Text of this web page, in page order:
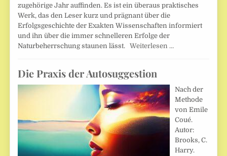
zugehörige Jahr auffinden. Es ist ein überaus praktisches
Werk, das den Leser kurz und prägnant über die
Erfolgsgeschichte der Exakten Wissenschaften informiert
und ihn über die immer schnelleren Erfolge der
Naturbeherrschung staunen lässt.Weiterlesen …
Die Praxis der Autosuggestion
Nach der
Methode
von Emile
Coué.
Autor:
Brooks, C.
Harry.